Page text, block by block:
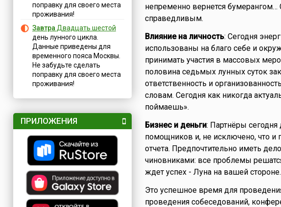
поправку для своего места
проживания!
Завтра Двадцать шестой
день лунного цикла.
Данные приведены для
временного пояса Москвы.
Не забудьте сделать
поправку для своего места
проживания!
ПРИЛОЖЕНИЯ
непременно вернется бумерангом…
справедливым.
Влияние на личность: Сегодня
использованы на благо себе и
принимать участия в массовых
половина седьмых лунных суток
ответственность и
словам. Сегодня как никогда
поймаешь».
Бизнес и деньги: Партнёры сегодня
помощников и, не исключено, что и
отчета. Предпочтительно иметь
чиновниками: все проблемы
ждет успех - Луна на вашей стороне.
Это успешное время для
проведения собеседований,